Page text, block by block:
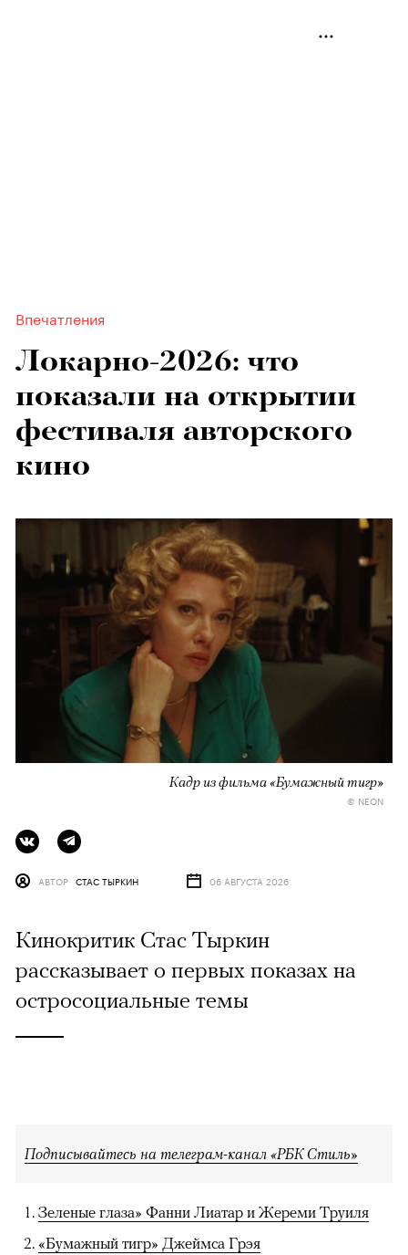
Впечатления
Локарно-2026: что
показали на открытии
фестиваля авторского
кино
Кадр из фильма «Бумажный тигр»
© NEON
АВТОР СТАС ТЫРКИН 06 АВГУСТА 2026
Кинокритик Стас Тыркин
рассказывает о первых показах на
остросоциальные темы
Подписывайтесь на телеграм-канал «РБК Стиль»
Зеленые глаза» Фанни Лиатар и Жереми Труиля
«Бумажный тигр» Джеймса Грэя